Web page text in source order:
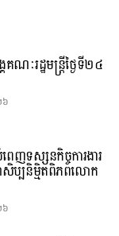
ណៈរដ្ឋមន្រ្តីថ្ងៃទី២៤
៦
ញទស្សនកិច្ចការងារ
ប្បនិម្មិតពិភពលោក
៦